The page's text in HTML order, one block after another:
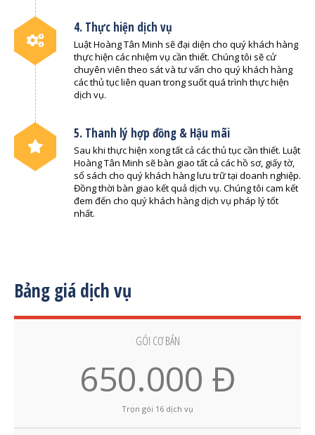
4. Thực hiện dịch vụ
Luật Hoàng Tân Minh sẽ đại diện cho quý khách hàng
thực hiện các nhiệm vụ cần thiết. Chúng tôi sẽ cử
chuyên viên theo sát và tư vấn cho quý khách hàng
các thủ tục liên quan trong suốt quá trình thực hiện
dịch vụ.
5. Thanh lý hợp đồng & Hậu mãi
Sau khi thực hiện xong tất cả các thủ tục cần thiết. Luật
Hoàng Tân Minh sẽ bàn giao tất cả các hồ sơ, giấy tờ,
sổ sách cho quý khách hàng lưu trữ tại doanh nghiệp.
Đồng thời bàn giao kết quả dịch vụ. Chúng tôi cam kết
đem đến cho quý khách hàng dịch vụ pháp lý tốt
nhất.
Bảng giá dịch vụ
GÓI CƠ BẢN
650.000 Đ
Trọn gói 16 dịch vụ